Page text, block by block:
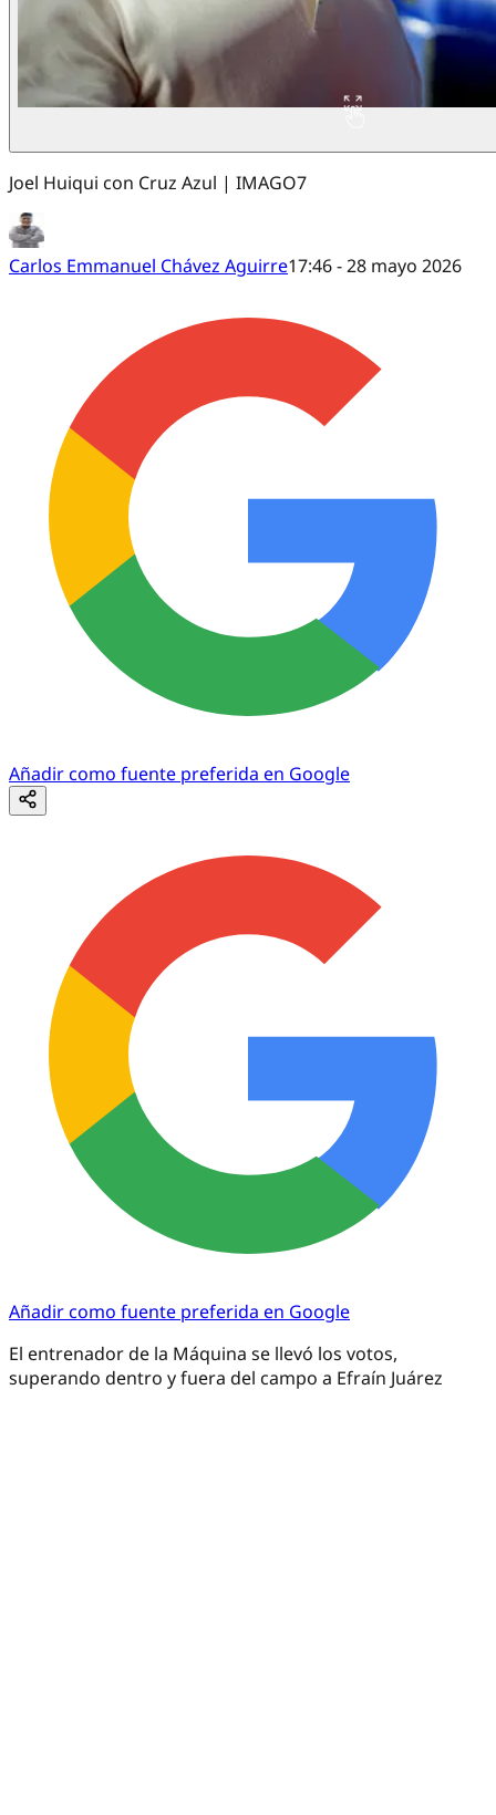
Joel Huiqui con Cruz Azul | IMAGO7
Carlos Emmanuel Chávez Aguirre17:46 - 28 mayo 2026
Añadir como fuente preferida en Google
Añadir como fuente preferida en Google
El entrenador de la Máquina se llevó los votos,
superando dentro y fuera del campo a Efraín Juárez